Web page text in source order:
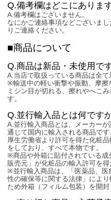
Q.備考欄はどこにありま
A.備考欄はございません。
なにかご連絡事項などございまし
りご連絡ください。
■商品について
Q.商品は新品・未使用で
A.当店で取扱っている商品は全て
※輸送中の軽い衝撃や振動、摩
ミシン目が切れる、擦れやへこ
す。
Q.並行輸入品とは何です
A.並行輸入商品とは、メーカー
通じて国内に輸入される商品です
厚生労働省より許可を得た化粧
をしており、すべて本物です。
※商品や外箱に貼付されている成
販売元」が化粧品の輸入許可を得
※並行輸入商品は、「医薬品、医
性の確保等に関する法律」によ
ため外箱（フィルム包装）を開封